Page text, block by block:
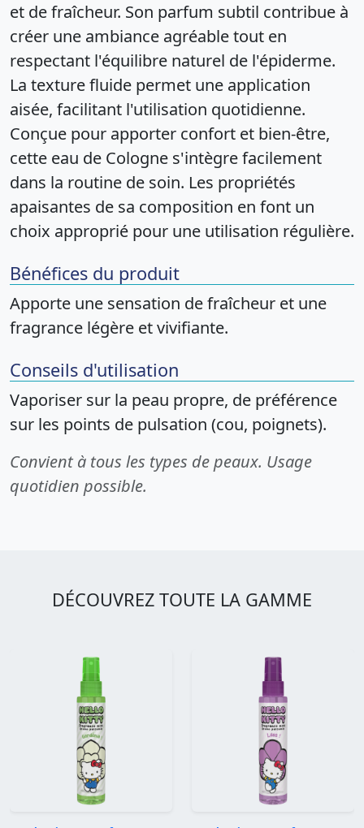
et de fraîcheur. Son parfum subtil contribue à
créer une ambiance agréable tout en
respectant l'équilibre naturel de l'épiderme.
La texture fluide permet une application
aisée, facilitant l'utilisation quotidienne.
Conçue pour apporter confort et bien-être,
cette eau de Cologne s'intègre facilement
dans la routine de soin. Les propriétés
apaisantes de sa composition en font un
choix approprié pour une utilisation régulière.
Bénéfices du produit
Apporte une sensation de fraîcheur et une
fragrance légère et vivifiante.
Conseils d'utilisation
Vaporiser sur la peau propre, de préférence
sur les points de pulsation (cou, poignets).
Convient à tous les types de peaux. Usage
quotidien possible.
DÉCOUVREZ TOUTE LA GAMME